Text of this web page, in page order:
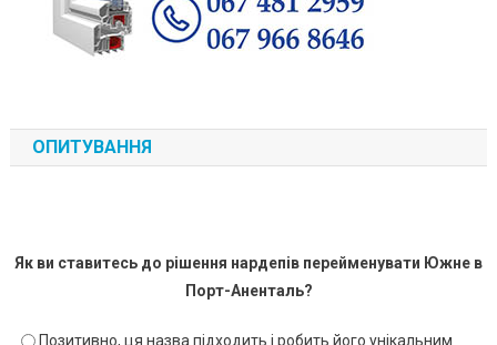
ОПИТУВАННЯ
Як ви ставитесь до рішення нардепів перейменувати Южне в
Порт-Аненталь?
Позитивно, ця назва підходить і робить його унікальним